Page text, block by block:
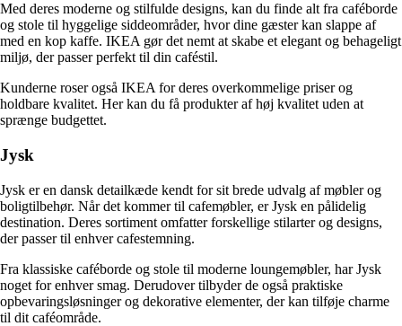
Med deres moderne og stilfulde designs, kan du finde alt fra caféborde
og stole til hyggelige siddeområder, hvor dine gæster kan slappe af
med en kop kaffe. IKEA gør det nemt at skabe et elegant og behageligt
miljø, der passer perfekt til din caféstil.
Kunderne roser også IKEA for deres overkommelige priser og
holdbare kvalitet. Her kan du få produkter af høj kvalitet uden at
sprænge budgettet.
Jysk
Jysk er en dansk detailkæde kendt for sit brede udvalg af møbler og
boligtilbehør. Når det kommer til cafemøbler, er Jysk en pålidelig
destination. Deres sortiment omfatter forskellige stilarter og designs,
der passer til enhver cafestemning.
Fra klassiske caféborde og stole til moderne loungemøbler, har Jysk
noget for enhver smag. Derudover tilbyder de også praktiske
opbevaringsløsninger og dekorative elementer, der kan tilføje charme
til dit caféområde.